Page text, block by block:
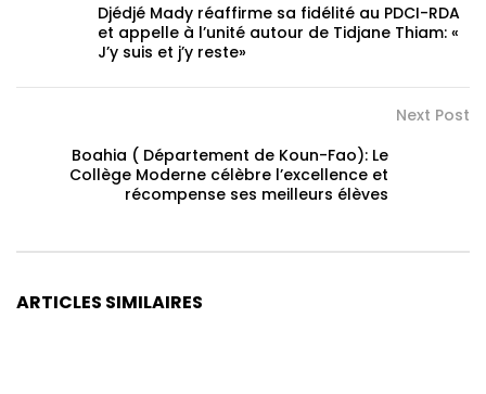
Djédjé Mady réaffirme sa fidélité au PDCI-RDA
et appelle à l’unité autour de Tidjane Thiam: «
J’y suis et j’y reste»
Next Post
Boahia ( Département de Koun-Fao): Le
Collège Moderne célèbre l’excellence et
récompense ses meilleurs élèves
ARTICLES SIMILAIRES